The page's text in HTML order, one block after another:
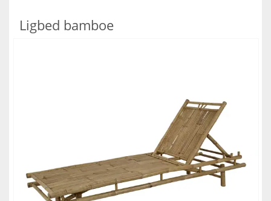
Ligbed bamboe